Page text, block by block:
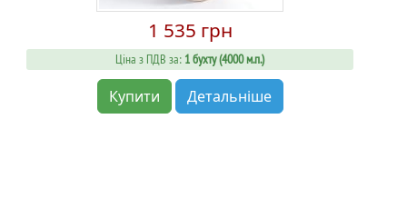
1 535 грн
Ціна з ПДВ за: 1 бухту (4000 м.п.)
Купити Детальніше